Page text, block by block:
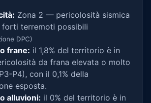
Zona 2 — pericolosità sismica
terremoti possibili
DPC)
frane: il 1,8% del territorio è in
da frana elevata o molto
P4), con il 0,1% della
esposta.
alluvioni: il 0% del territorio è in